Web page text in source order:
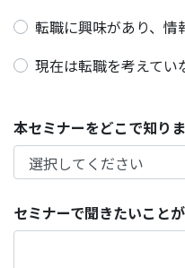
転職に興味があり、情
現在は転職を考えてい
本セミナーをどこで知り
セミナーで聞きたいこと